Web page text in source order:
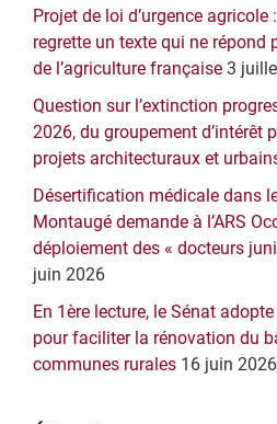
Projet de loi d’urgence
regrette un texte qui ne répond
de l’agriculture française 3
Question sur l’extinction
2026, du groupement d’intérêt
projets architecturaux et
Désertification médicale dans
Montaugé demande à l’ARS
déploiement des « docteurs
juin 2026
En 1ère lecture, le Sénat
pour faciliter la rénovation du
communes rurales 16 juin 2026